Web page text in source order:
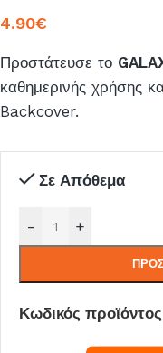
4.90€
Προστάτευσε το
καθημερινής χρήσης
Backcover.
Σε Απόθεμα
- +
Κωδικός